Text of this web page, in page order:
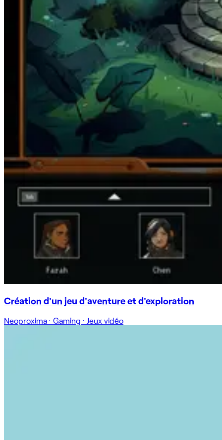
Création d'un jeu d'aventure et d'exploration
Neoproxima · Gaming · Jeux vidéo